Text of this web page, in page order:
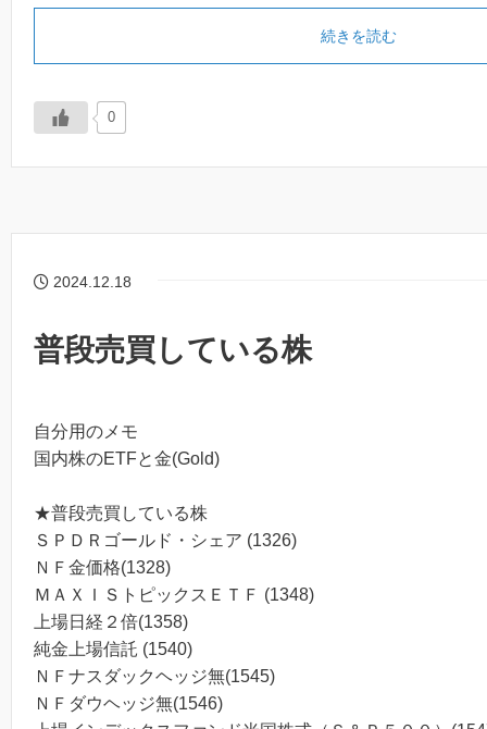
続きを読む
0
2024.12.18
普段売買している株
自分用のメモ
国内株のETFと金(Gold)
★普段売買している株
ＳＰＤＲゴールド・シェア (1326)
ＮＦ金価格(1328)
ＭＡＸＩＳトピックスＥＴＦ (1348)
上場日経２倍(1358)
純金上場信託 (1540)
ＮＦナスダックヘッジ無(1545)
ＮＦダウヘッジ無(1546)